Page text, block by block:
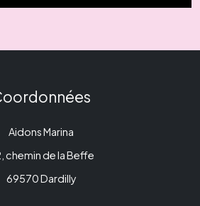
Aidons Marina
chemin de la Beffe
69570 Dardilly